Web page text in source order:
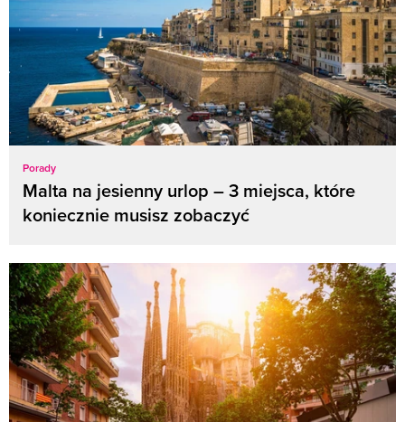
Porady
Malta na jesienny urlop – 3 miejsca, które
koniecznie musisz zobaczyć